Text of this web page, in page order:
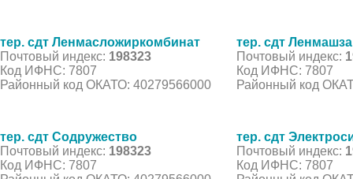
тер. сдт Ленмасложиркомбинат
Почтовый индекс: 198323
Код ИФНС: 7807
Районный код ОКАТО: 40279566000
тер. сдт
Почтовый индекс:
Код ИФНС: 7807
Районный код
тер. сдт Содружество
Почтовый индекс: 198323
Код ИФНС: 7807
тер. сдт
Почтовый индекс:
Код ИФНС: 7807